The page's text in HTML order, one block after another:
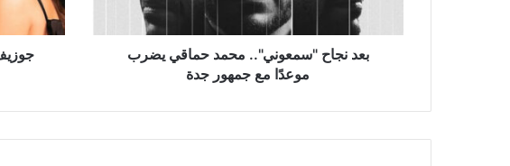
جمهور
بعد نجاح "سمعوني".. محمد حماقي يضرب
موعدًا مع جمهور جدة